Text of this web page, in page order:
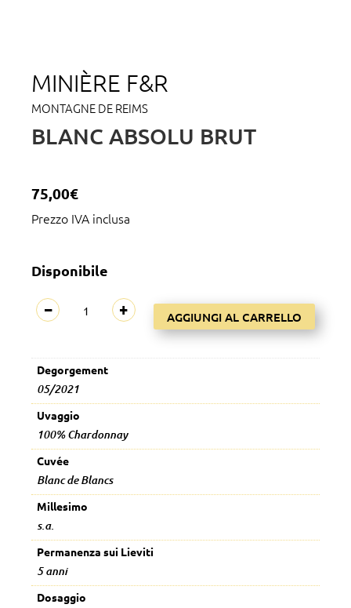
MINIÈRE F&R
MONTAGNE DE REIMS
BLANC ABSOLU BRUT
75,00€
Prezzo IVA inclusa
Disponibile
−
Blanc
quantità
+ AGGIUNGI AL CARRELLO
Degorgement
05/2021
Uvaggio
100% Chardonnay
Cuvée
Blanc de Blancs
Millesimo
s.a.
Permanenza sui Lieviti
5 anni
Dosaggio